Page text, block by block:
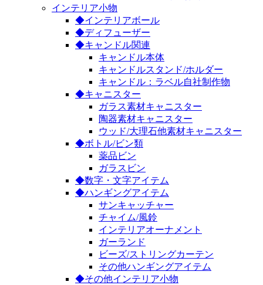
インテリア小物
◆インテリアボール
◆ディフューザー
◆キャンドル関連
キャンドル本体
キャンドルスタンド/ホルダー
キャンドル：ラベル自社制作物
◆キャニスター
ガラス素材キャニスター
陶器素材キャニスター
ウッド/大理石他素材キャニスター
◆ボトル/ビン類
薬品ビン
ガラスビン
◆数字・文字アイテム
◆ハンギングアイテム
サンキャッチャー
チャイム/風鈴
インテリアオーナメント
ガーランド
ビーズ/ストリングカーテン
その他ハンギングアイテム
◆その他インテリア小物